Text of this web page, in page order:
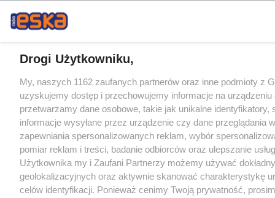
Drogi Użytkowniku,
My, naszych 1162 zaufanych partnerów oraz inne podmioty z
uzyskujemy dostęp i przechowujemy informacje na urządzeniu
przetwarzamy dane osobowe, takie jak unikalne identyfikatory,
informacje wysyłane przez urządzenie czy dane przeglądania
zapewniania spersonalizowanych reklam, wybór
pomiar reklam i treści, badanie odbiorców oraz ulepszanie
Użytkownika my i Zaufani Partnerzy możemy używać
geolokalizacyjnych oraz aktywnie skanować charakterystykę
celów identyfikacji. Ponieważ cenimy Twoją prywatność,